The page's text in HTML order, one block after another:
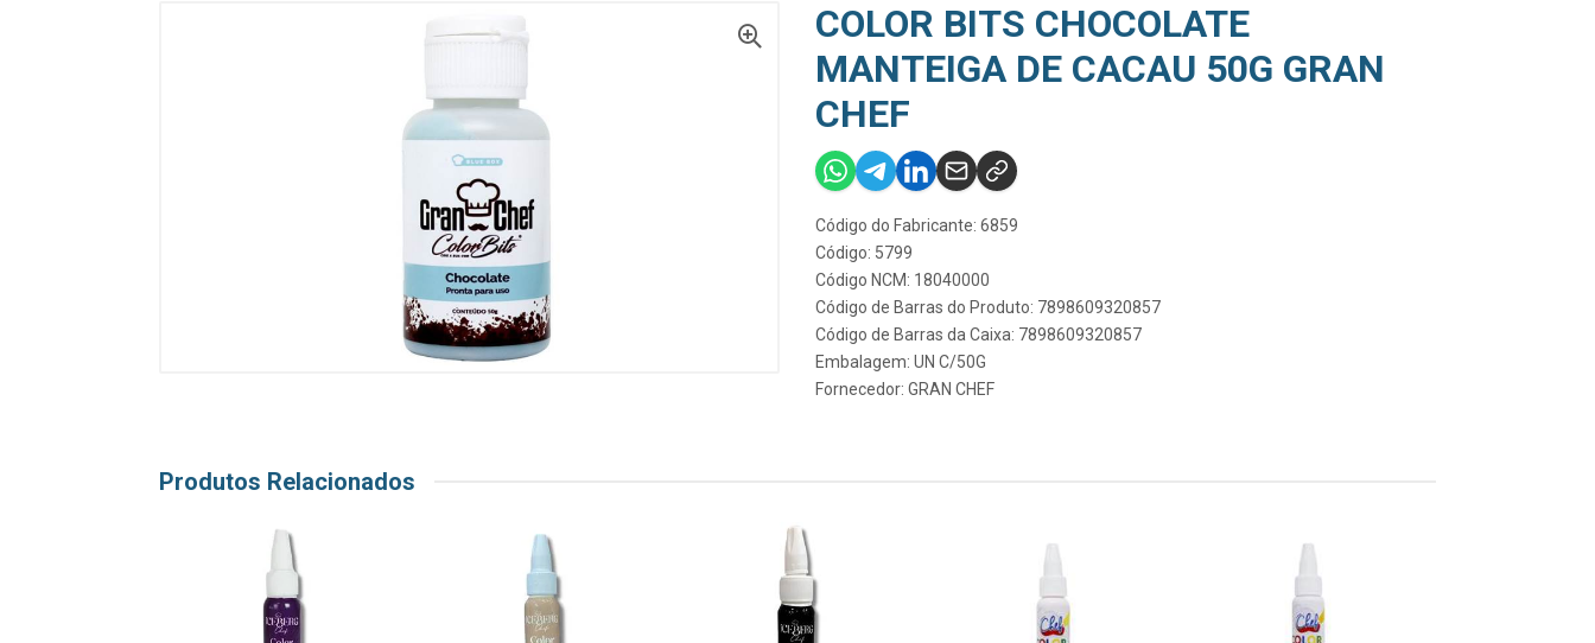
COLOR BITS CHOCOLATE
MANTEIGA DE CACAU 50G GRAN
CHEF
Código do Fabricante: 6859
Código: 5799
Código NCM: 18040000
Código de Barras do Produto: 7898609320857
Código de Barras da Caixa: 7898609320857
Embalagem: UN C/50G
Fornecedor: GRAN CHEF
Produtos Relacionados